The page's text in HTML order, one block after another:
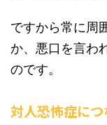
ですから常に周
か、悪口を言わ
のです。
対人恐怖症につ